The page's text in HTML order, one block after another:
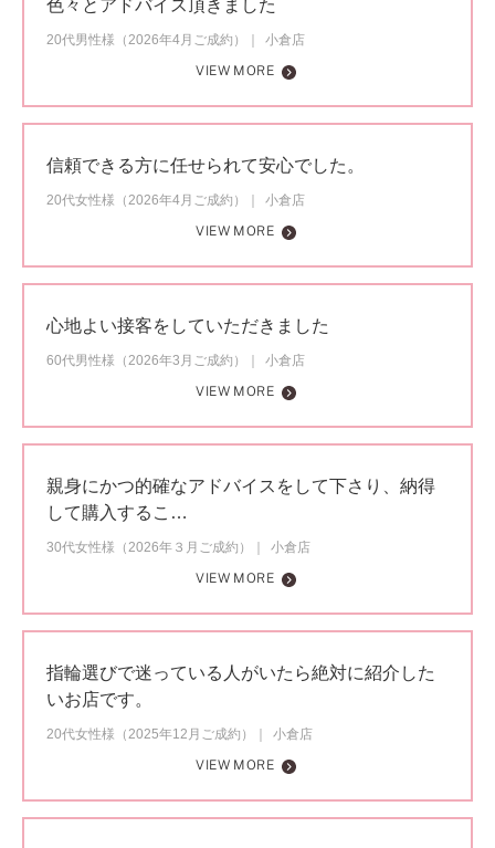
色々とアドバイス頂きました
20代男性様（2026年4月ご成約）
小倉店
VIEW MORE
信頼できる方に任せられて安心でした。
20代女性様（2026年4月ご成約）
小倉店
VIEW MORE
心地よい接客をしていただきました
60代男性様（2026年3月ご成約）
小倉店
VIEW MORE
親身にかつ的確なアドバイスをして下さり、納得
して購入するこ…
30代女性様（2026年３月ご成約）
小倉店
VIEW MORE
指輪選びで迷っている人がいたら絶対に紹介した
いお店です。
20代女性様（2025年12月ご成約）
小倉店
VIEW MORE